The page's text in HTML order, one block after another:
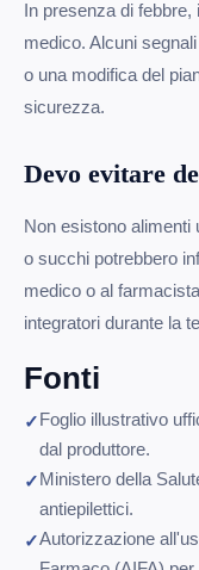
In presenza di
medico. Alcuni
o una modifica del
sicurezza.
Devo evitare
Non esistono alimenti
o succhi potrebbero
medico o al
integratori durante la
Fonti
Foglio illustrativo
dal produttore.
Ministero della
antiepilettici.
Autorizzazione